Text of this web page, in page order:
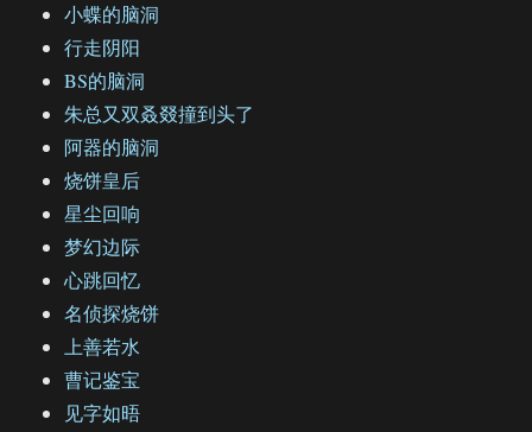
小蝶的脑洞
行走阴阳
BS的脑洞
朱总又双叒叕撞到头了
阿器的脑洞
烧饼皇后
星尘回响
梦幻边际
心跳回忆
名侦探烧饼
上善若水
曹记鉴宝
见字如晤